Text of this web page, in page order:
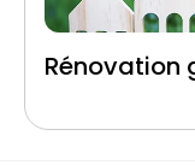
Rénovation